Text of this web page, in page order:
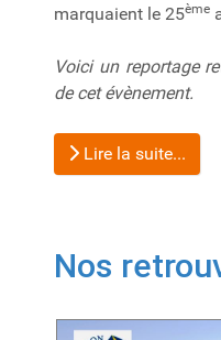
marquaient le 25ème
Voici un reportage
de cet évènement.
Lire la suite...
Nos